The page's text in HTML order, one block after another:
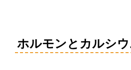
ホルモンとカルシ